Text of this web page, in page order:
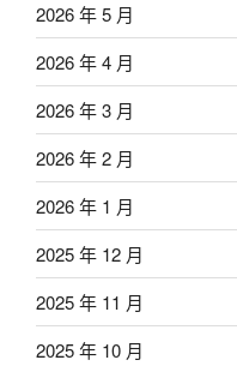
2026 年 5 月
2026 年 4 月
2026 年 3 月
2026 年 2 月
2026 年 1 月
2025 年 12 月
2025 年 11 月
2025 年 10 月